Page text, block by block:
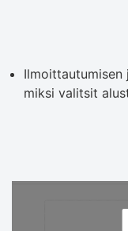
Ilmoittautumisen
miksi valitsit